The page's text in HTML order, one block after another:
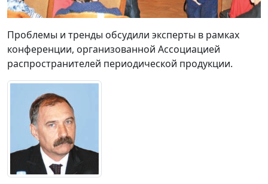
Проблемы и тренды обсудили эксперты в рамках
конференции, организованной Ассоциацией
распространителей периодической продукции.